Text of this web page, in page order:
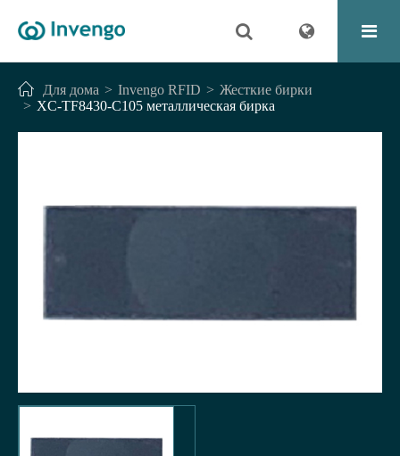
Для дома Invengo RFID
Жесткие бирки
XC-TF8430-C105 металлическая бирка